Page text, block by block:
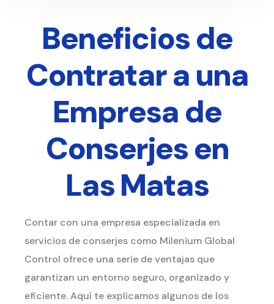
Beneficios de
Contratar a una
Empresa de
Conserjes en
Las Matas
Contar con una empresa especializada en
servicios de conserjes como Milenium Global
Control ofrece una serie de ventajas que
garantizan un entorno seguro, organizado y
eficiente. Aquí te explicamos algunos de los